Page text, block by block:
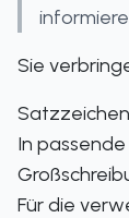
Sie
In
Für die